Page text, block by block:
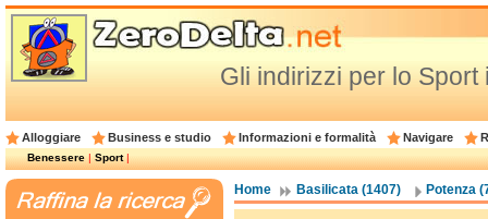
Gli indirizzi per lo
Alloggiare Business e studio Informazioni e formalità Navigare
Benessere|Sport|
Home Basilicata (1407) Potenza